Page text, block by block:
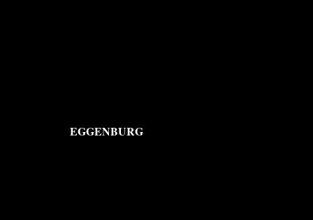
EGGENBURG